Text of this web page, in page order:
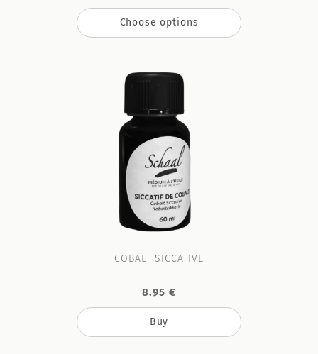
Choose options
COBALT SICCATIVE
8.95 €
Buy